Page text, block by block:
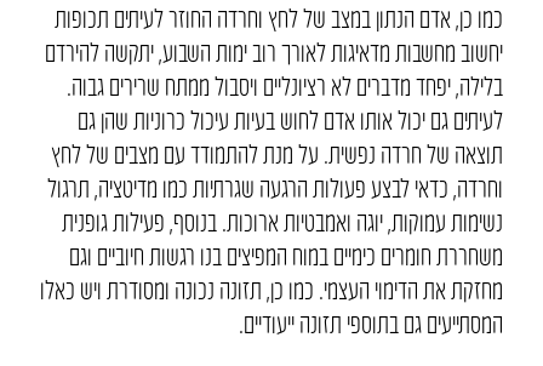
כמו כן, אדם הנתון במצב של לחץ וחרדה החוזר לעיתים תכופות
יחשוב מחשבות מדאיגות לאורך רוב ימות השבוע, יתקשה להירדם
בלילה, יפחד מדברים לא רציונליים ויסבול ממתח שרירים גבוה.
לעיתים גם יכול אותו אדם לחוש בעיות עיכול כרוניות שהן גם
תוצאה של חרדה נפשית. על מנת להתמודד עם מצבים של לחץ
וחרדה, כדאי לבצע פעולות הרגעה שגרתיות כמו מדיטציה, תרגול
נשימות עמוקות, יוגה ואמבטיות ארוכות. בנוסף, פעילות גופנית
משחררת חומרים כימיים במוח המפיצים בנו רגשות חיוביים וגם
מחזקת את הדימוי העצמי. כמו כן, תזונה נכונה ומסודרת ויש כאלו
המסתייעים גם בתוספי תזונה ייעודיים.